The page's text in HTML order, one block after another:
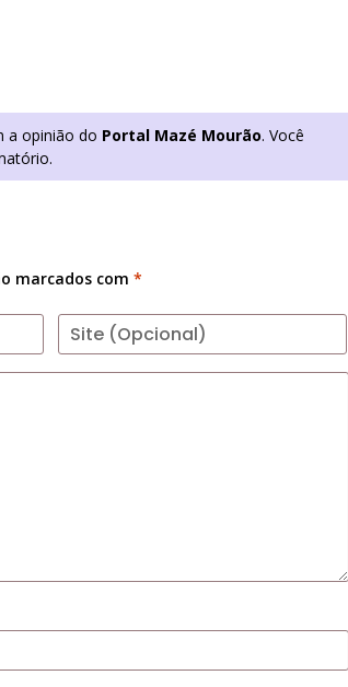
a opinião do Portal Mazé Mourão. Você
marcados com *